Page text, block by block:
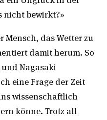
nicht bewirkt?»
Mensch, das Wetter zu
damit herum. So
Nagasaki
eine Frage der Zeit
wissenschaftlich
könne. Trotz all